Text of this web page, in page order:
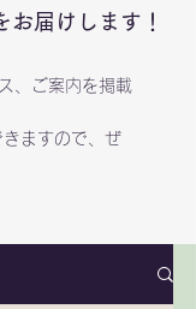
届けします！
、ご案内を掲載
ますので、ぜ